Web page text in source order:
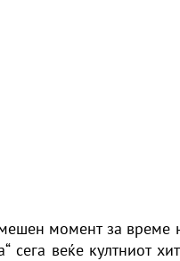
момент за време
сега веќе култниот